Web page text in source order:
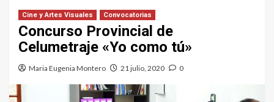
Cine y Artes Visuales Convocatorias
Concurso Provincial de
Celumetraje «Yo como tú»
Maria Eugenia Montero 21 julio, 2020 0